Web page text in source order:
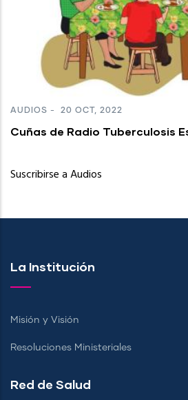
AUDIOS - 20 OCT, 2022
Cuñas de Radio Tuberculosis
Suscribirse a Audios
La Institución
Misión y Visión
Resoluciones Ministeriales
Red de Salud